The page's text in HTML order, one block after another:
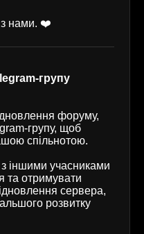
з нами. ❤️
групу
форуму,
групу, щоб
спільнотою.
іншими учасниками
та отримувати
сервера,
розвитку